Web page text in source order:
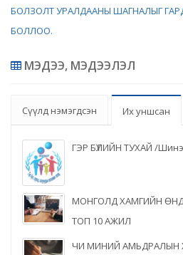
БОЛЗОЛТ УРАЛДААНЫ ШАГНАЛЫГ
БОЛЛОО.
МЭДЭЭ, МЭДЭЭЛЭЛ
Сүүлд нэмэгдсэн Их уншсан
ГЭР БҮЛИЙН ТУХАЙ /
МОНГОЛД ХАМГИЙН
ТОП 10 АЖИЛ
ЧИ МИНИЙ АМЬДРАЛЫН